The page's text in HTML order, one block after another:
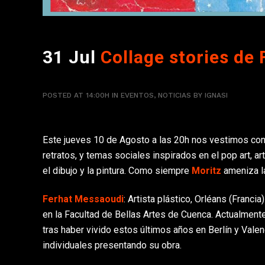
31 Jul Collage stories de
POSTED AT 14:00H IN EVENTOS, NOTICIAS BY IGNASI
Este jueves 10 de Agosto a las 20h nos vestimos
retratos, y temas sociales inspirados en el pop art,
el dibujo y la pintura. Como siempre Moritz ameniza
Ferhat Messaoudi: Artista plástico, Orléans
en la Facultad de Bellas Artes de Cuenca.
tras haber vivido estos últimos años en Berlín y
individuales presentando su obra.